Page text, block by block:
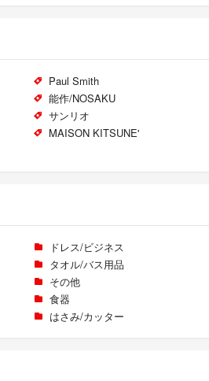
Paul Smith
能作/NOSAKU
サンリオ
MAISON KITSUNE'
ドレス/ビジネス
タオル/バス用品
その他
食器
はさみ/カッター